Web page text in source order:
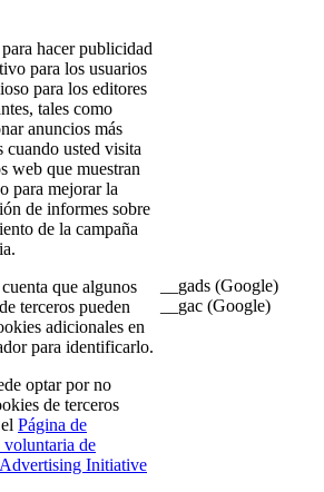
hacer publicidad
para los usuarios
para los editores
tales como
anuncios más
cuando usted visita
web que muestran
para mejorar la
de informes sobre
de la campaña
que algunos
terceros pueden
adicionales en
para identificarlo.
optar por no
de terceros
Página de
de
Initiative
__gads (Google)
__gac (Google)